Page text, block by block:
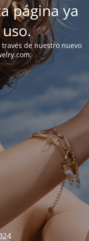
página ya
de nuestro nuevo